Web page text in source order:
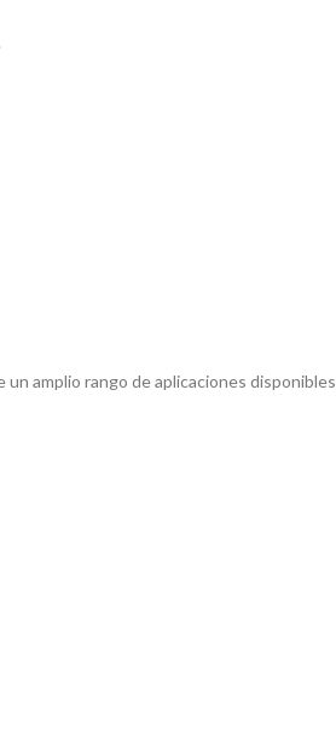
amplio rango de aplicaciones disponibles